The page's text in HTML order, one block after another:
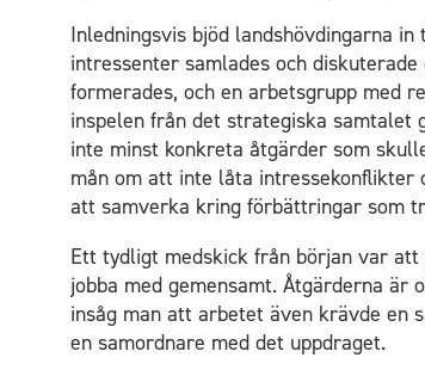
Inledningsvis bjöd landshövdingarna
intressenter samlades och
formerades, och en arbetsgrupp med
inspelen från det strategiska samtalet
inte minst konkreta åtgärder som
mån om att inte låta intressekonflikter
att samverka kring förbättringar som
Ett tydligt medskick från början var
jobba med gemensamt. Åtgärderna
insåg man att arbetet även krävde en
en samordnare med det uppdraget.